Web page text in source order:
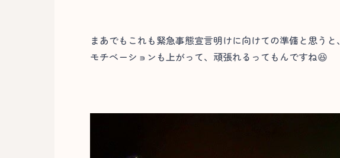
まあでもこれも緊急事態宣言明けに向けての準備と思うと、
モチベーションも上がって、頑張れるってもんですね😆